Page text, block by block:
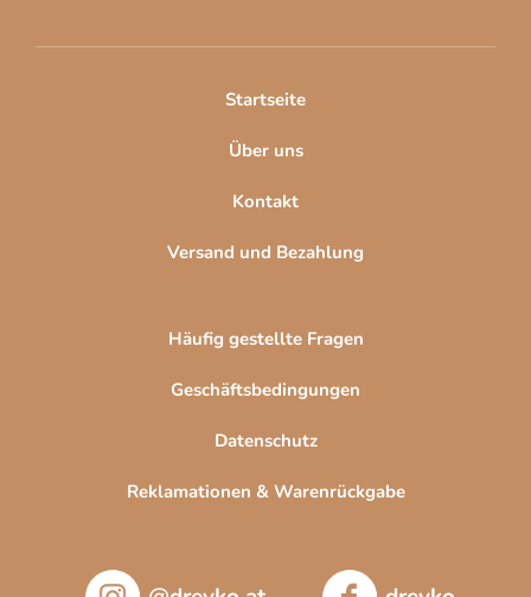
Startseite
Über uns
Kontakt
Versand und Bezahlung
Häufig gestellte Fragen
Geschäftsbedingungen
Datenschutz
Reklamationen & Warenrückgabe